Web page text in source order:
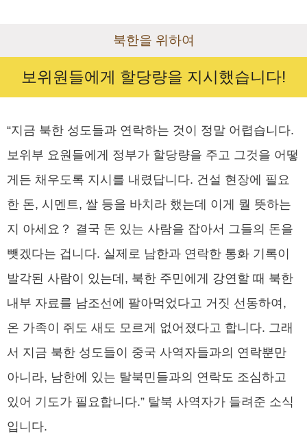
북한을 위하여
보위원들에게 할당량을 지시했습니다!
“지금 북한 성도들과 연락하는 것이 정말 어렵습니다.
보위부 요원들에게 정부가 할당량을 주고 그것을 어떻
게든 채우도록 지시를 내렸답니다. 건설 현장에 필요
한 돈, 시멘트, 쌀 등을 바치라 했는데 이게 뭘 뜻하는
지 아세요？ 결국 돈 있는 사람을 잡아서 그들의 돈을
뺏겠다는 겁니다. 실제로 남한과 연락한 통화 기록이
발각된 사람이 있는데, 북한 주민에게 강연할 때 북한
내부 자료를 남조선에 팔아먹었다고 거짓 선동하여,
온 가족이 쥐도 새도 모르게 없어졌다고 합니다. 그래
서 지금 북한 성도들이 중국 사역자들과의 연락뿐만
아니라, 남한에 있는 탈북민들과의 연락도 조심하고
있어 기도가 필요합니다.” 탈북 사역자가 들려준 소식
입니다.